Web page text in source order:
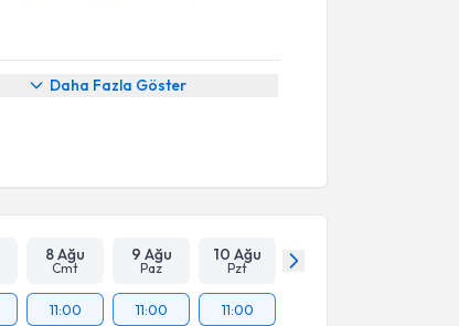
Daha Fazla Göster
8 Ağu
Cmt
9 Ağu
Paz
10 Ağu
Pzt
11:00
11:00
11:00